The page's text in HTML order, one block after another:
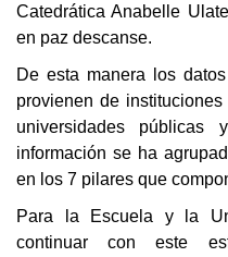
Catedrática Anabelle
en paz descanse.
De esta manera los
provienen de
universidades públicas
información se ha
en los 7 pilares que
Para la Escuela y la
continuar con este